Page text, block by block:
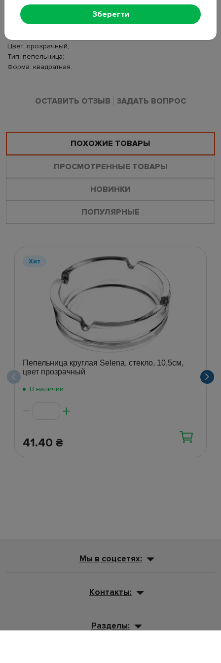
для курения.
Материал: стекло;
Цвет: прозрачный;
Тип: пепельница;
Форма: квадратная.
ОСТАВИТЬ ОТЗЫВ ЗАДАТЬ ВОПРОС
ПОХОЖИЕ ТОВАРЫ
ПРОСМОТРЕННЫЕ ТОВАРЫ
НОВИНКИ
ПОПУЛЯРНЫЕ
Хит
Пепельница круглая Selena, стекло, 10,5см,
цвет прозрачный
В наличии
41.40 ₴
Зберегти
Мы в соцсетях:
Контакты:
Разделы: